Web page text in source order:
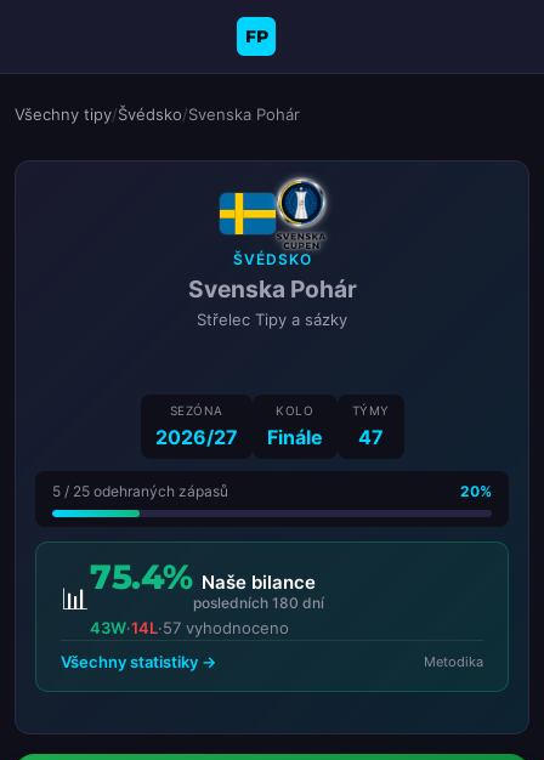
FP
Všechny tipy/Švédsko/Svenska Pohár
ŠVÉDSKO
Svenska Pohár
Střelec Tipy a sázky
SEZÓNA
2026/27
KOLO
Finále
TÝMY
47
5 / 25 odehraných zápasů 20%
📊
75.4% Naše bilance
posledních 180 dní
43W·14L·57 vyhodnoceno
Všechny statistiky →
Metodika